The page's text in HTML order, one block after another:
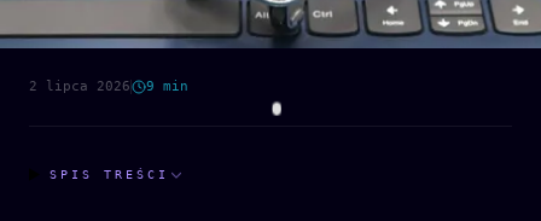
2 lipca 2026 9 min
SPIS TREŚCI